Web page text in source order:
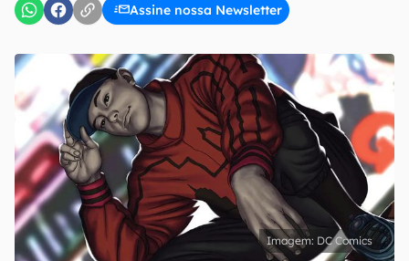
Assine nossa Newsletter
Confirmo que li, aceito e concordo com os Termos de
Uso e Política de Privacidade do Canaltech.
DC Comics